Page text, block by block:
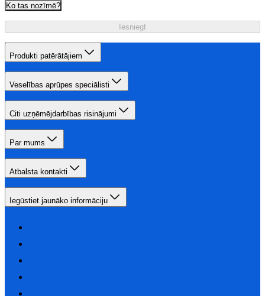
Ko tas nozīmē?
Iesniegt
Produkti patērātājiem
Veselības aprūpes speciālisti
Citi uzņēmējdarbības risinājumi
Par mums
Atbalsta kontakti
Iegūstiet jaunāko informāciju